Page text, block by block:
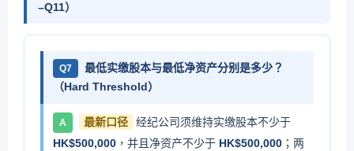
–Q11）
Q7
最低实缴股本与最低净资产分别是多少？
（Hard Threshold）
A 最新口径
经纪公司须维持实缴股本不少于
HK$500,000 ，并且净资产不少于 HK$500,000 ；两